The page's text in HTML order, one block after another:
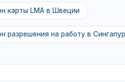
карты LMA в Швеции
разрешения на работу в